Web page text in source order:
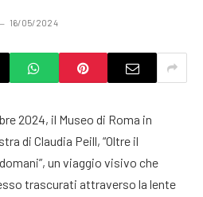
16/05/2024
2024, il Museo di Roma in
di Claudia Peill, “Oltre il
un viaggio visivo che
trascurati attraverso la lente